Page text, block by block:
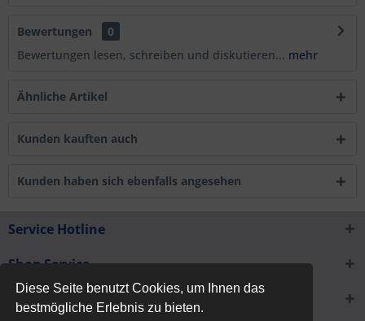
Diese Seite benutzt Cookies, um Ihnen das
bestmögliche Erlebnis zu bieten.
Bewertungen
0
Bewertungen lesen, schreiben und diskutieren... mehr
Ähnliche Artikel
Kunden kauften auch
Kunden haben sich ebenfalls angesehen
Service Hotline
Shop Service
Informationen